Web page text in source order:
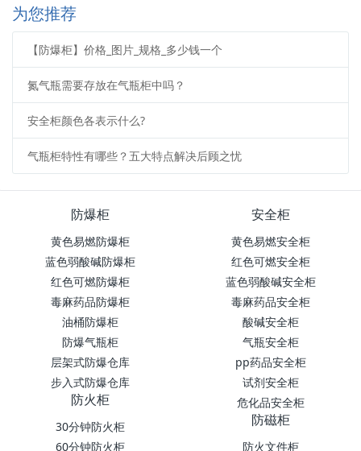
为您推荐
【防爆柜】价格_图片_规格_多少钱一个
氮气瓶需要存放在气瓶柜中吗？
安全柜颜色各表示什么?
气瓶柜特性有哪些？五大特点解决后顾之忧
防爆柜
黄色易燃防爆柜
蓝色弱酸碱防爆柜
红色可燃防爆柜
毒麻药品防爆柜
油桶防爆柜
防爆气瓶柜
层架式防爆仓库
步入式防爆仓库
安全柜
黄色易燃安全柜
红色可燃安全柜
蓝色弱酸碱安全柜
毒麻药品安全柜
酸碱安全柜
气瓶安全柜
pp药品安全柜
试剂安全柜
危化品安全柜
防火柜
30分钟防火柜
60分钟防火柜
防磁柜
防火文件柜